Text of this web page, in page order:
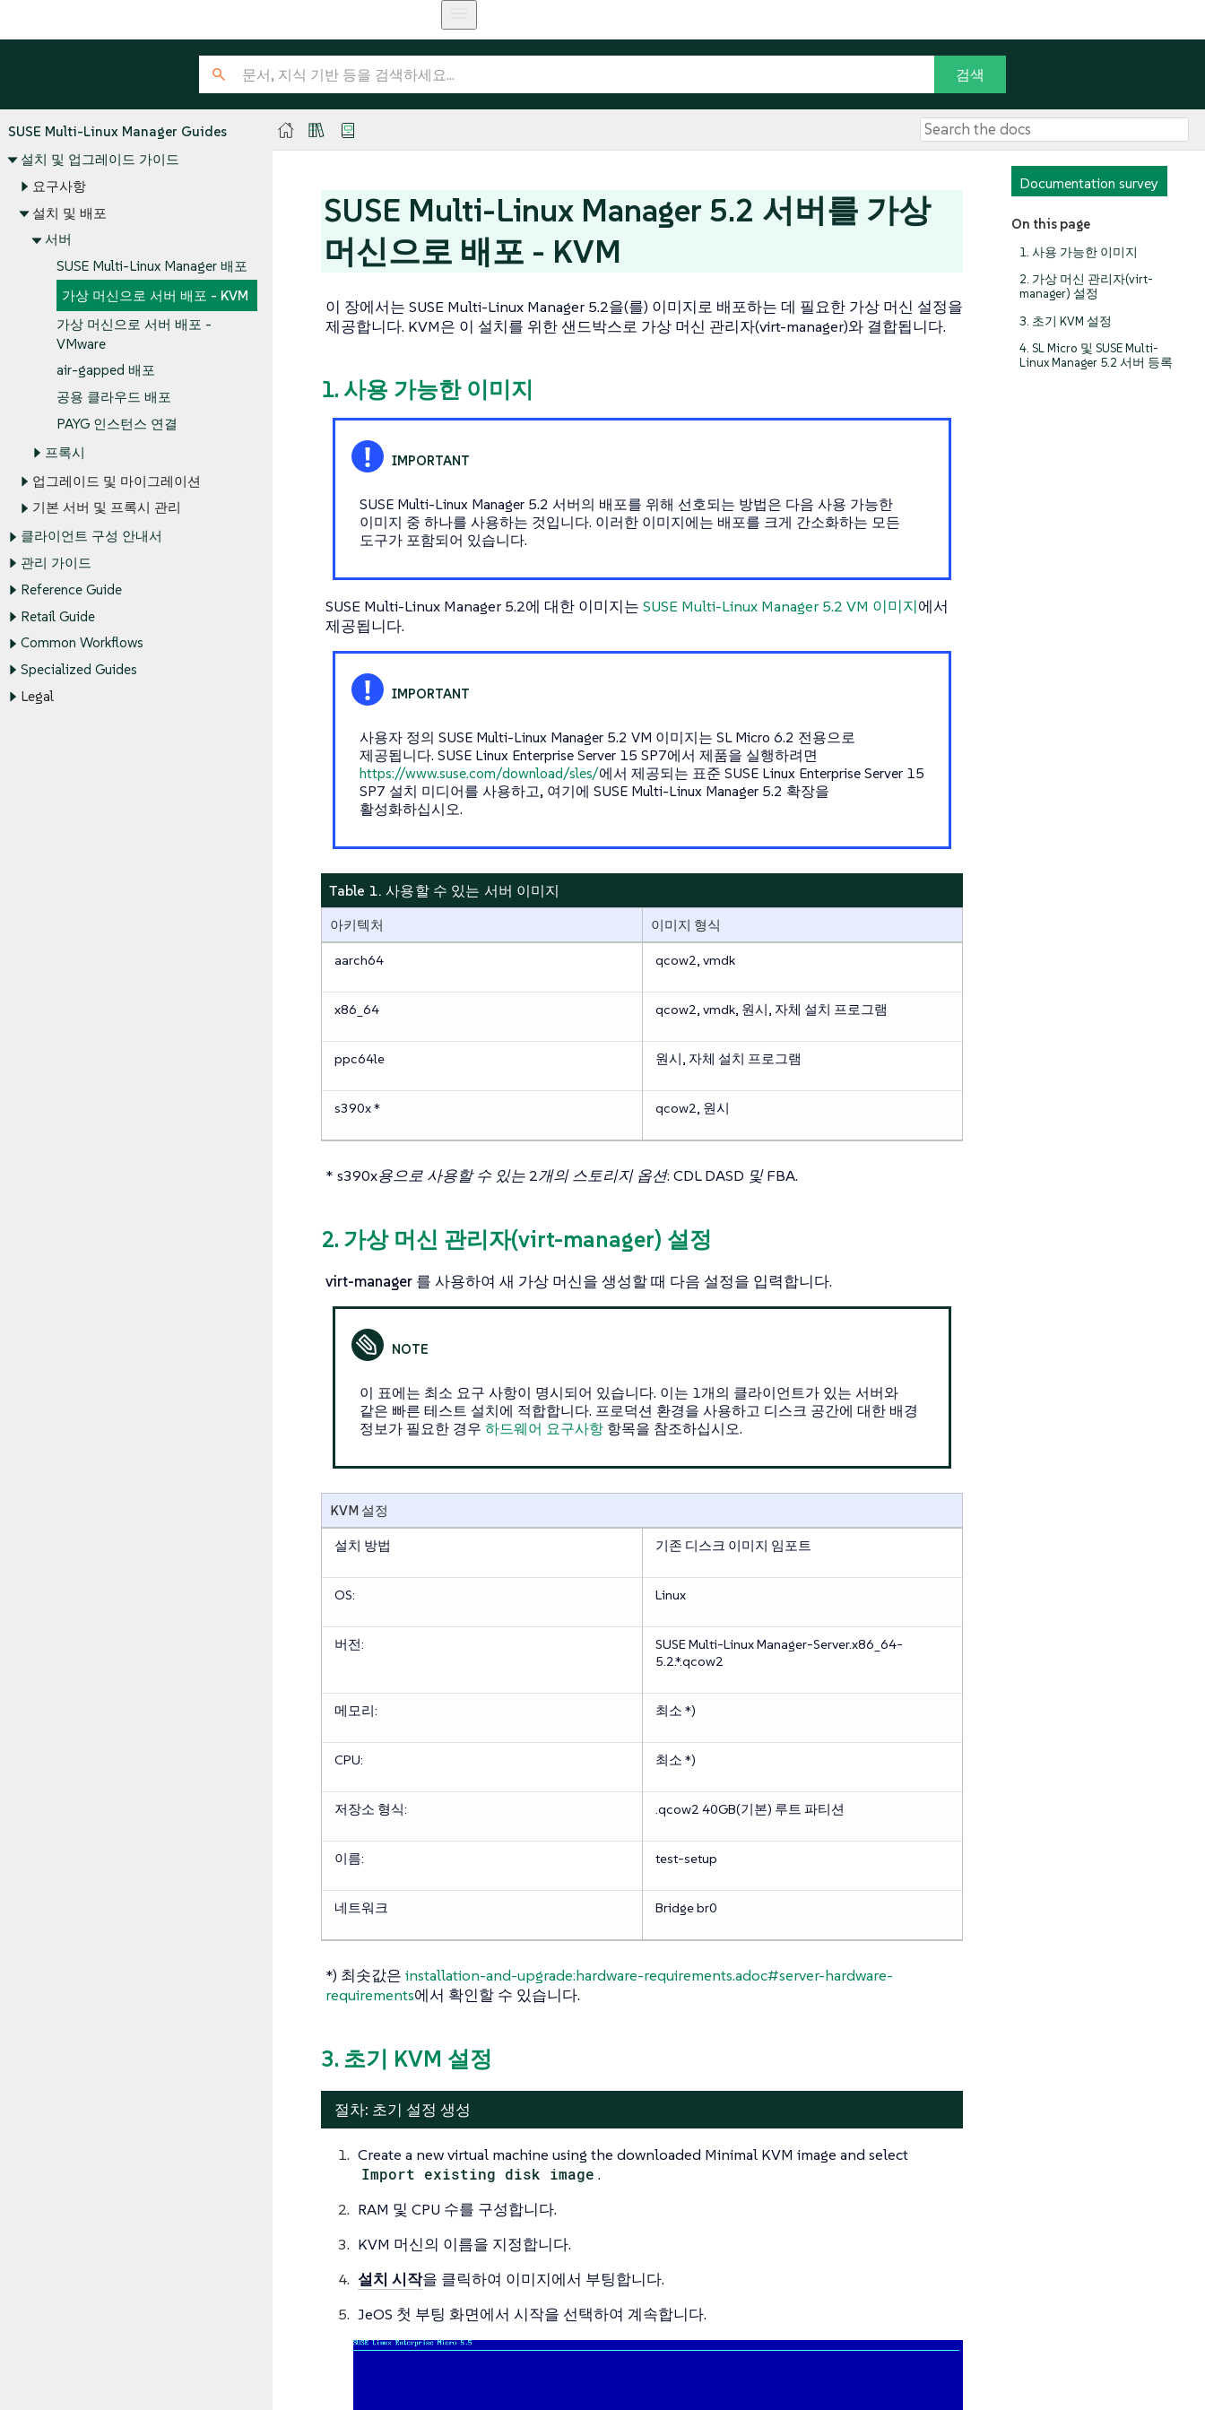
SUSE Multi-Linux Manager Guides
설치 및 업그레이드 가이드
요구사항
설치 및 배포
서버
SUSE Multi-Linux Manager 배포
가상 머신으로 서버 배포 - KVM
가상 머신으로 서버 배포 -
VMware
air-gapped 배포
공용 클라우드 배포
PAYG 인스턴스 연결
프록시
업그레이드 및 마이그레이션
기본 서버 및 프록시 관리
클라이언트 구성 안내서
관리 가이드
Reference Guide
Retail Guide
Common Workflows
Specialized Guides
Legal
Documentation survey
On this page
1. 사용 가능한 이미지
2. 가상 머신 관리자(virt-
manager) 설정
3. 초기 KVM 설정
4. SL Micro 및 SUSE Multi-
Linux Manager 5.2 서버 등록
SUSE Multi-Linux Manager 5.2 서버를 가상
머신으로 배포 - KVM
이 장에서는 SUSE Multi-Linux Manager 5.2을(를) 이미지로 배포하는 데 필요한 가상 머신 설정을
제공합니다. KVM은 이 설치를 위한 샌드박스로 가상 머신 관리자(virt-manager)와 결합됩니다.
1. 사용 가능한 이미지
SUSE Multi-Linux Manager 5.2 서버의 배포를 위해 선호되는 방법은 다음 사용 가능한
이미지 중 하나를 사용하는 것입니다. 이러한 이미지에는 배포를 크게 간소화하는 모든
도구가 포함되어 있습니다.
SUSE Multi-Linux Manager 5.2에 대한 이미지는 SUSE Multi-Linux Manager 5.2 VM 이미지에서
제공됩니다.
사용자 정의 SUSE Multi-Linux Manager 5.2 VM 이미지는 SL Micro 6.2 전용으로
제공됩니다. SUSE Linux Enterprise Server 15 SP7에서 제품을 실행하려면
https://www.suse.com/download/sles/에서 제공되는 표준 SUSE Linux Enterprise Server 15
SP7 설치 미디어를 사용하고, 여기에 SUSE Multi-Linux Manager 5.2 확장을
활성화하십시오.
Table 1. 사용할 수 있는 서버 이미지
아키텍처 이미지 형식
aarch64 qcow2, vmdk
x86_64 qcow2, vmdk, 원시, 자체 설치 프로그램
ppc64le 원시, 자체 설치 프로그램
s390x * qcow2, 원시
* s390x용으로 사용할 수 있는 2개의 스토리지 옵션: CDL DASD 및 FBA.
2. 가상 머신 관리자(virt-manager) 설정
virt-manager를 사용하여 새 가상 머신을 생성할 때 다음 설정을 입력합니다.
이 표에는 최소 요구 사항이 명시되어 있습니다. 이는 1개의 클라이언트가 있는 서버와
같은 빠른 테스트 설치에 적합합니다. 프로덕션 환경을 사용하고 디스크 공간에 대한 배경
정보가 필요한 경우하드웨어 요구사항 항목을 참조하십시오.
KVM 설정
설치 방법 기존 디스크 이미지 임포트
OS: Linux
버전:
SUSE Multi-Linux Manager-Server.x86_64-
5.2.*.qcow2
메모리: 최소 *)
CPU: 최소 *)
저장소 형식: .qcow2 40GB(기본) 루트 파티션
이름: test-setup
네트워크 Bridgebr0
*) 최솟값은 installation-and-upgrade:hardware-requirements.adoc#server-hardware-
requirements에서 확인할 수 있습니다.
3. 초기 KVM 설정
절차: 초기 설정 생성
Create a new virtual machine using the downloaded Minimal KVM image and select
Import existing disk image .
RAM 및 CPU 수를 구성합니다.
KVM 머신의 이름을 지정합니다.
설치 시작을 클릭하여 이미지에서 부팅합니다.
JeOS 첫 부팅 화면에서 시작을 선택하여 계속합니다.